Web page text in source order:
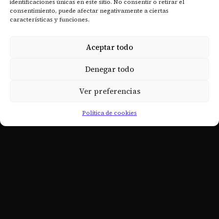
identificaciones únicas en este sitio. No consentir o retirar el
consentimiento, puede afectar negativamente a ciertas
características y funciones.
Aceptar todo
Denegar todo
Ver preferencias
Política de cookies
- Academia de Estudios Masónicos